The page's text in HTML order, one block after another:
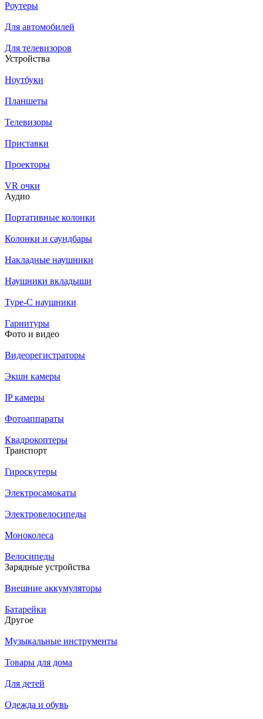
Роутеры
Для автомобилей
Для телевизоров
Устройства
Ноутбуки
Планшеты
Телевизоры
Приставки
Проекторы
VR очки
Аудио
Портативные колонки
Колонки и саундбары
Накладные наушники
Наушники вкладыши
Type-C наушники
Гарнитуры
Фото и видео
Видеорегистраторы
Экшн камеры
IP камеры
Фотоаппараты
Квадрокоптеры
Транспорт
Гироскутеры
Электросамокаты
Электровелосипеды
Моноколеса
Велосипеды
Зарядные устройства
Внешние аккумуляторы
Батарейки
Другое
Музыкальные инструменты
Товары для дома
Для детей
Одежда и обувь